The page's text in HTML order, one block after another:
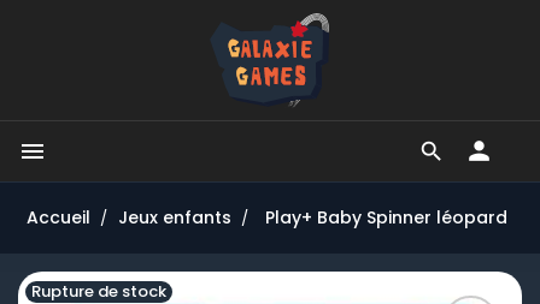


Accueil Jeux enfants Play+ Baby Spinner léopard
Rupture de stock